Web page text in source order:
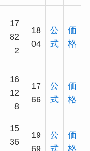
17
82
2
18
04
公
式
価
格
16
12
8
17
66
公
式
価
格
15
36
19
69
公
式
価
格